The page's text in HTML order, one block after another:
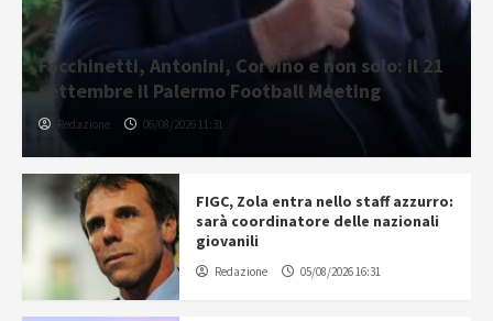
Facchinetti, Antonini, Corvino e non solo: il 21
settembre il Palermo Football Meeting
Redazione 06/08/2026 11:31
FIGC, Zola entra nello staff azzurro:
sarà coordinatore delle nazionali
giovanili
Redazione 05/08/2026 16:31